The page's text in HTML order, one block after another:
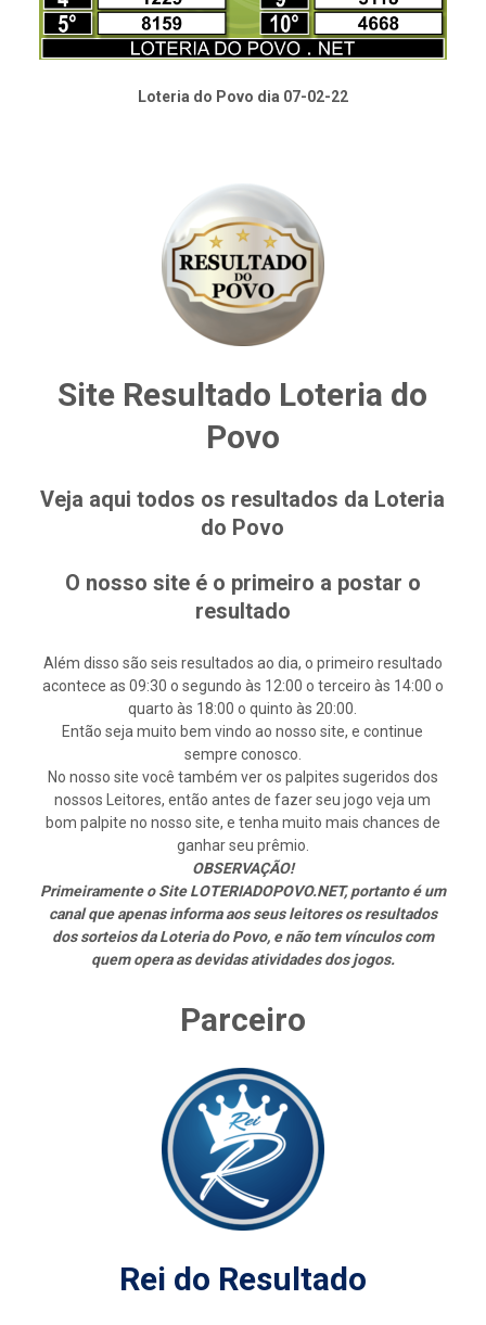
Loteria do Povo dia 07-02-22
Site Resultado Loteria do
Povo
Veja aqui todos os resultados da Loteria
do Povo
O nosso site é o primeiro a postar o
resultado
Além disso são seis resultados ao dia, o primeiro resultado
acontece as 09:30 o segundo às 12:00 o terceiro às 14:00 o
quarto às 18:00 o quinto às 20:00.
Então seja muito bem vindo ao nosso site, e continue
sempre conosco.
No nosso site você também ver os palpites sugeridos dos
nossos Leitores, então antes de fazer seu jogo veja um
bom palpite no nosso site, e tenha muito mais chances de
ganhar seu prêmio.
OBSERVAÇÃO!
Primeiramente o Site LOTERIADOPOVO.NET, portanto é um
canal que apenas informa aos seus leitores os resultados
dos sorteios da Loteria do Povo, e não tem vínculos com
quem opera as devidas atividades dos jogos.
Parceiro
Rei do Resultado